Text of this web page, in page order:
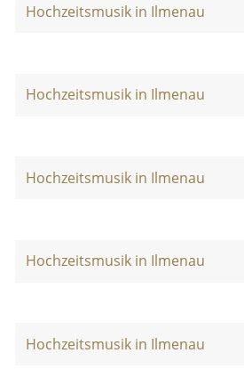
Hochzeitsmusik in Ilmenau
Hochzeitsmusik in Ilmenau
Hochzeitsmusik in Ilmenau
Hochzeitsmusik in Ilmenau
Hochzeitsmusik in Ilmenau